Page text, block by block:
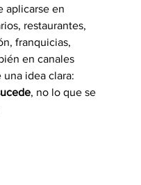
aplicarse en
restaurantes,
franquicias,
en canales
idea clara:
, no lo que se